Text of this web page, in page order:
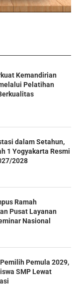
Kemandirian
Pelatihan
dalam Setahun,
1 Yogyakarta Resmi
2028
Ramah
Pusat Layanan
Nasional
Pemula 2029,
SMP Lewat